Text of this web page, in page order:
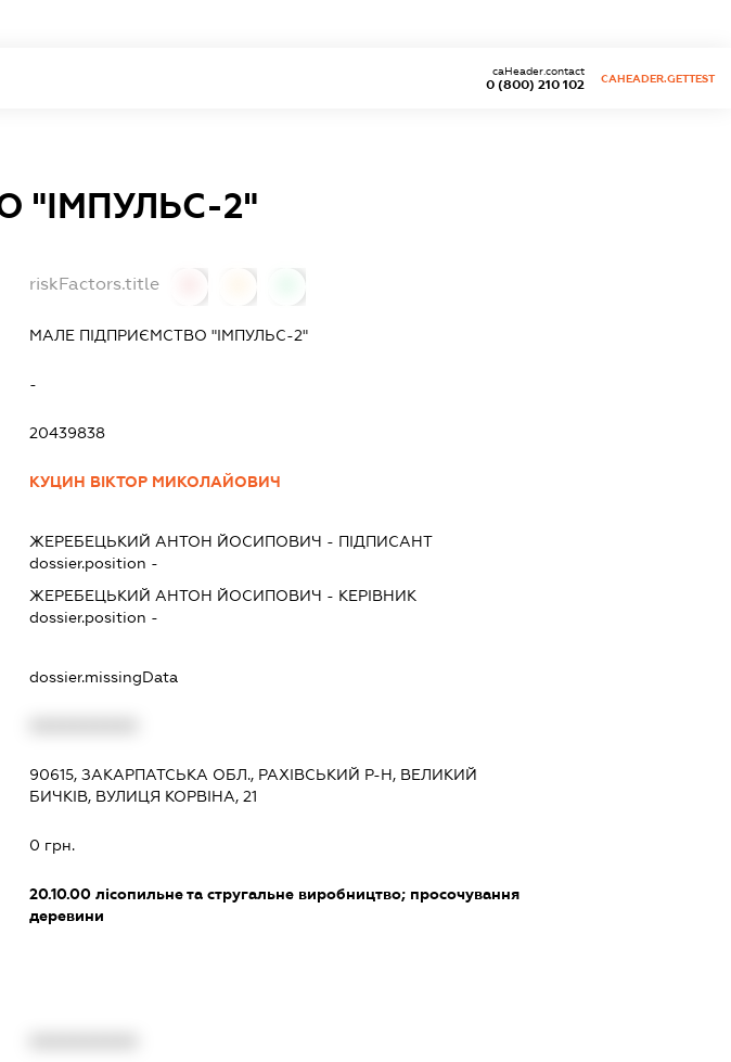
0 (800) 210 102
caHeader.contact
CAHEADER.GETTEST
"ІМПУЛЬС-2"
riskFactors.title
МАЛЕ ПІДПРИЄМСТВО "ІМПУЛЬС-2"
-
20439838
КУЦИН ВІКТОР МИКОЛАЙОВИЧ
ЖЕРЕБЕЦЬКИЙ АНТОН ЙОСИПОВИЧ - ПІДПИСАНТ
dossier.position -
ЖЕРЕБЕЦЬКИЙ АНТОН ЙОСИПОВИЧ - КЕРІВНИК
dossier.position -
dossier.missingData
90615, ЗАКАРПАТСЬКА ОБЛ., РАХІВСЬКИЙ Р-Н, ВЕЛИКИЙ
БИЧКІВ, ВУЛИЦЯ КОРВІНА, 21
0 грн.
20.10.00 лісопильне та стругальне виробництво; просочування
деревини